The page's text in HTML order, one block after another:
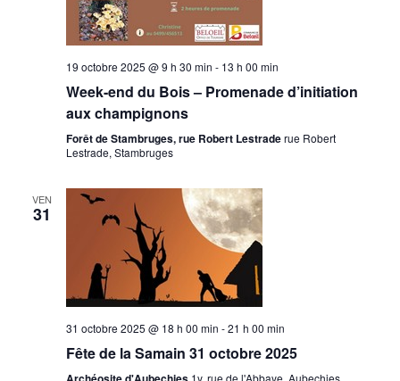
19 octobre 2025 @ 9 h 30 min - 13 h 00 min
Week-end du Bois – Promenade d’initiation
aux champignons
Forêt de Stambruges, rue Robert Lestraderue Robert
Lestrade, Stambruges
VEN
31
31 octobre 2025 @ 18 h 00 min -21 h 00 min
Fête de la Samain 31 octobre 2025
1y, rue de l'Abbaye, Aubechies,